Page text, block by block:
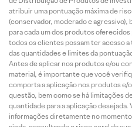
atribuir uma pontuação máxima de
(conservador, moderado e agressivo),
para cada um dos produtos
todos os clientes possam ter acesso
das quantidades e limites da
Antes de aplicar nos produtos e/ou
material, é importante que você
comporta a aplicação nos produtos e/
questão, bem como se há limitações
quantidade para a aplicação
informações diretamente no momento